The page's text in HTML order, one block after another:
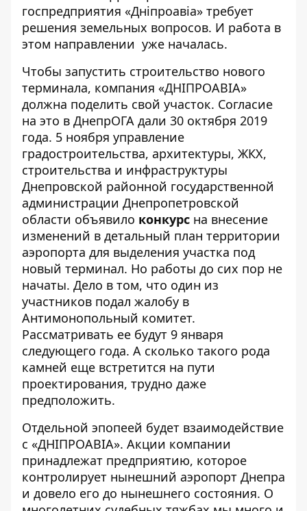
госпредприятия «Дніпроавіа» требует
решения земельных вопросов. И работа в
этом направлении уже началась.
Чтобы запустить строительство нового
терминала, компания «ДНІПРОАВІА»
должна поделить свой участок. Согласие
на это в ДнепрОГА дали 30 октября 2019
года. 5 ноября управление
градостроительства, архитектуры, ЖКХ,
строительства и инфраструктуры
Днепровской районной государственной
администрации Днепропетровской
области объявило конкурс на внесение
изменений в детальный план территории
аэропорта для выделения участка под
новый терминал. Но работы до сих пор не
начаты. Дело в том, что один из
участников подал жалобу в
Антимонопольный комитет.
Рассматривать ее будут 9 января
следующего года. А сколько такого рода
камней еще встретится на пути
проектирования, трудно даже
предположить.
Отдельной эпопеей будет взаимодействие
с «ДНІПРОАВІА». Акции компании
принадлежат предприятию, которое
контролирует нынешний аэропорт Днепра
и довело его до нынешнего состояния. О